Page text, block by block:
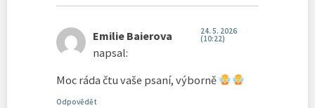
Emilie Baierova
napsal:
24. 5. 2026
(10:22)
Moc ráda čtu vaše psaní, výborně
Odpovědět